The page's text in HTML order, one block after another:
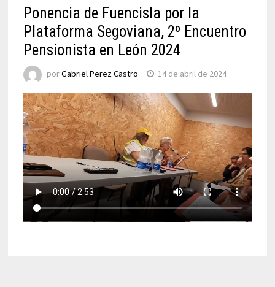
Ponencia de Fuencisla por la
Plataforma Segoviana, 2º Encuentro
Pensionista en León 2024
porGabriel Perez Castro 14 de abril de 2024